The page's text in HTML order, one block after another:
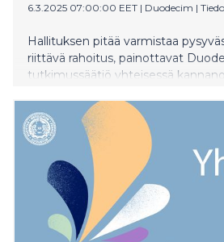
6.3.2025 07:00:00 EET | Duodecim |
Hallituksen pitää varmistaa
riittävä rahoitus, painottavat
tutkimussäätiö yhteisessä
terveyspalveluiden käyttäjille ja
merkitsee paljon. Luotettava tieto
päätöksentekoa.